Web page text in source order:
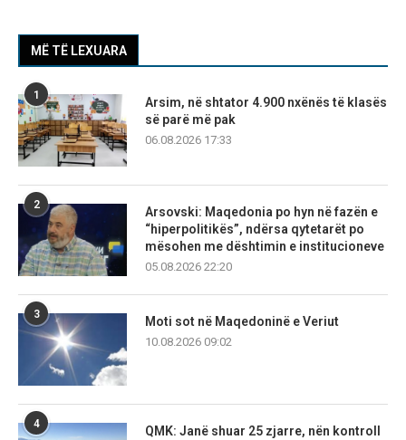
MË TË LEXUARA
1
Arsim, në shtator 4.900 nxënës të klasës
së parë më pak
06.08.2026 17:33
2
Arsovski: Maqedonia po hyn në fazën e
“hiperpolitikës”, ndërsa qytetarët po
mësohen me dështimin e institucioneve
05.08.2026 22:20
3
Moti sot në Maqedoninë e Veriut
10.08.2026 09:02
4
QMK: Janë shuar 25 zjarre, nën kontroll